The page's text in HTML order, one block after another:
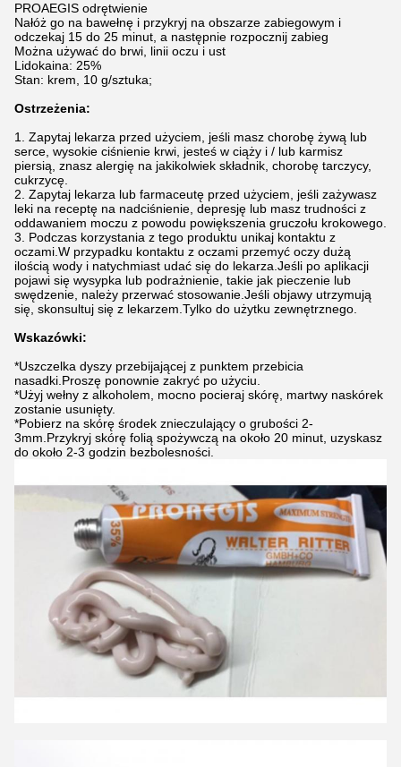
PROAEGIS odrętwienie
Nałóż go na bawełnę i przykryj na obszarze zabiegowym i
odczekaj 15 do 25 minut, a następnie rozpocznij zabieg
Można używać do brwi, linii oczu i ust
Lidokaina: 25%
Stan: krem, 10 g/sztuka;
Ostrzeżenia:
1. Zapytaj lekarza przed użyciem, jeśli masz chorobę żywą lub
serce, wysokie ciśnienie krwi, jesteś w ciąży i / lub karmisz
piersią, znasz alergię na jakikolwiek składnik, chorobę tarczycy,
cukrzycę.
2. Zapytaj lekarza lub farmaceutę przed użyciem, jeśli zażywasz
leki na receptę na nadciśnienie, depresję lub masz trudności z
oddawaniem moczu z powodu powiększenia gruczołu krokowego.
3. Podczas korzystania z tego produktu unikaj kontaktu z
oczami.W przypadku kontaktu z oczami przemyć oczy dużą
ilością wody i natychmiast udać się do lekarza.Jeśli po aplikacji
pojawi się wysypka lub podrażnienie, takie jak pieczenie lub
swędzenie, należy przerwać stosowanie.Jeśli objawy utrzymują
się, skonsultuj się z lekarzem.Tylko do użytku zewnętrznego.
Wskazówki:
*Uszczelka dyszy przebijającej z punktem przebicia
nasadki.Proszę ponownie zakryć po użyciu.
*Użyj wełny z alkoholem, mocno pocieraj skórę, martwy naskórek
zostanie usunięty.
*Pobierz na skórę środek znieczulający o grubości 2-
3mm.Przykryj skórę folią spożywczą na około 20 minut, uzyskasz
do około 2-3 godzin bezbolesności.